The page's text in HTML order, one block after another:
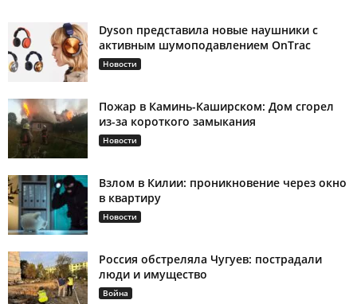
Dyson представила новые наушники с
активным шумоподавлением OnTrac
Новости
Пожар в Каминь-Каширском: Дом сгорел
из-за короткого замыкания
Новости
Взлом в Килии: проникновение через окно
в квартиру
Новости
Россия обстреляла Чугуев: пострадали
люди и имущество
Война